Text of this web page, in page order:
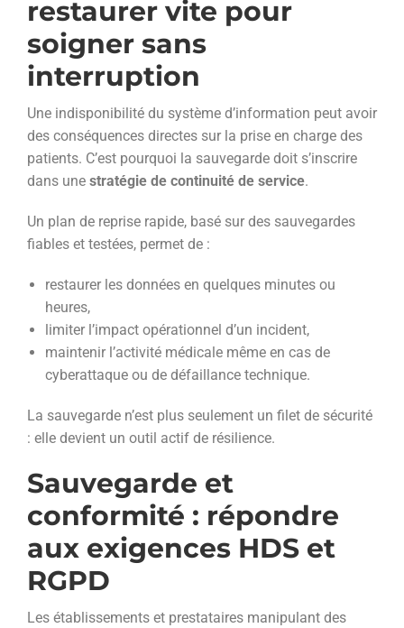
restaurer vite pour
soigner sans
interruption
Une indisponibilité du système d’information peut avoir
des conséquences directes sur la prise en charge des
patients. C’est pourquoi la sauvegarde doit s’inscrire
dans une stratégie de continuité de service.
Un plan de reprise rapide, basé sur des sauvegardes
fiables et testées, permet de :
restaurer les données en quelques minutes ou
heures,
limiter l’impact opérationnel d’un incident,
maintenir l’activité médicale même en cas de
cyberattaque ou de défaillance technique.
La sauvegarde n’est plus seulement un filet de sécurité
: elle devient un outil actif de résilience.
Sauvegarde et
conformité : répondre
aux exigences HDS et
RGPD
Les établissements et prestataires manipulant des